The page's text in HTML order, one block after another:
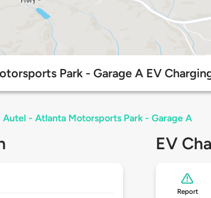
Park - Garage A EV
Autel - Atlanta Motorsports Park - Garage A
EV
Report